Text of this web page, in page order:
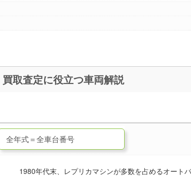
バンディット250 (Bandit)【1990～97年式】 買取査定に役立つ車両解説
1980年代末、レプリカマシンが多数を占めるオート